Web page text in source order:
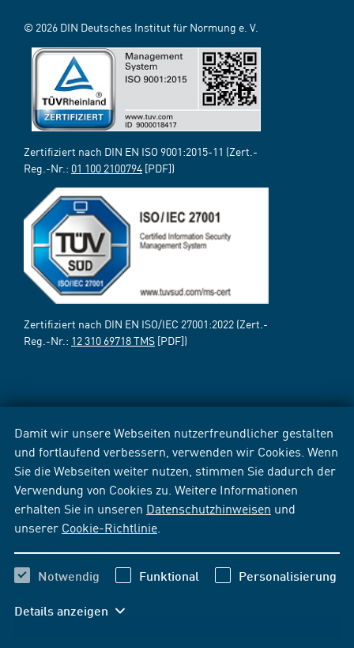
Damit wir unsere Webseiten nutzerfreundlicher gestalten
und fortlaufend verbessern, verwenden wir Cookies. Wenn
Sie die Webseiten weiter nutzen, stimmen Sie dadurch der
Verwendung von Cookies zu. Weitere Informationen
erhalten Sie in unseren Datenschutzhinweisen und
unserer Cookie-Richtlinie
Notwendig Funktional Personalisierung
Details anzeigen
© 2026 DIN Deutsches Institut für Normung e. V.
Zertifiziert nach DIN EN ISO 9001:2015-11 (Zert.-
Reg.-Nr.: 01 100 2100794 [PDF])
Zertifiziert nach DIN EN ISO/IEC 27001:2022 (Zert.-
Reg.-Nr.: 12 310 69718 TMS [PDF])